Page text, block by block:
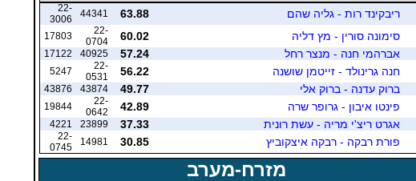
ריבקינד רות - גליה שהם 63.88
44341
22-
3006
סימונה סורין - מץ דליה 60.02
22-
0704
17803
אברהמי חנה - מנצר רחל 57.24
40925
17122
חנה גרינולד - זייטמן שושנה 56.22
22-
0531
5247
ברוק עדנה - ברוק אלי 49.77
43874
43876
פינטו איבון - גרופר שרה 42.89
22-
0642
19844
אגרט ריצ'י מריה - עשת רונית 37.33
23899
4221
פורת רבקה - רבקה איצקוביץ 30.85
14981
22-
0745
מזרח-מערב